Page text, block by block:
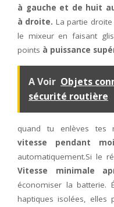
à gauche et de huit
à droite. La partie
le mixeur en faisant
points à puissance
A Voir Objets
sécurité routière
quand tu enlèves tes
vitesse pendant
automatiquement.Si le
Vitesse minimale
économiser la batterie.
haptiques isolées, elles